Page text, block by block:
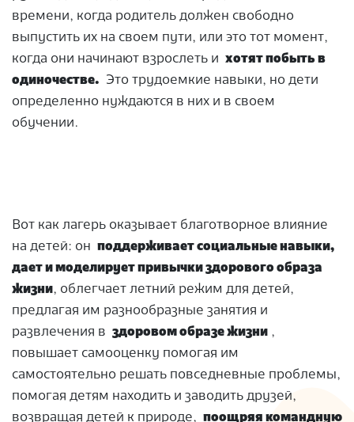
времени, когда родитель должен свободно
выпустить их на своем пути, или это тот момент,
когда они начинают взрослеть и хотят побыть в
одиночестве. Это трудоемкие навыки, но дети
определенно нуждаются в них и в своем
обучении.
Вот как лагерь оказывает благотворное влияние
на детей: он поддерживает социальные навыки,
дает и моделирует привычки здорового образа
жизни, облегчает летний режим для детей,
предлагая им разнообразные занятия и
развлечения в здоровом образе жизни ,
повышает самооценку помогая им
самостоятельно решать повседневные проблемы,
помогая детям находить и заводить друзей,
возвращая детей к природе, поощряя командную